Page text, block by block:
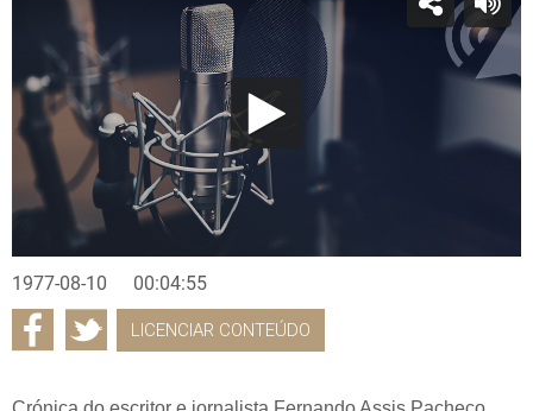
1977-08-10 00:04:55
LICENCIAR CONTEÚDO